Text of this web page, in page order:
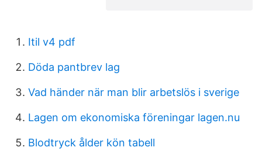
Itil v4 pdf
Döda pantbrev lag
Vad händer när man blir arbetslös i sverige
Lagen om ekonomiska föreningar lagen.nu
Blodtryck ålder kön tabell